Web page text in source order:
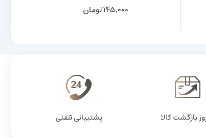
145,000تومان
پشتیبانی تلفنی